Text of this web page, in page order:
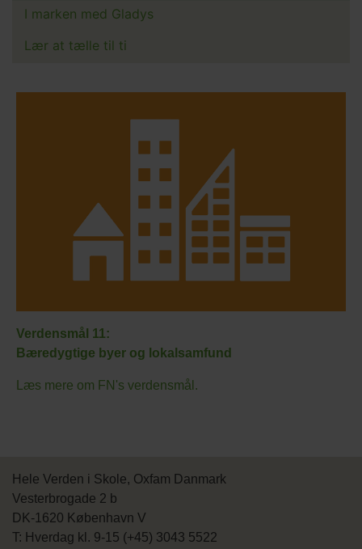
I marken med Gladys
Lær at tælle til ti
Verdensmål 11:
Bæredygtige byer og lokalsamfund
Læs mere om FN's verdensmål.
Hele Verden i Skole, Oxfam Danmark
Vesterbrogade 2 b
DK-1620 København V
T: Hverdag kl. 9-15 (+45) 3043 5522